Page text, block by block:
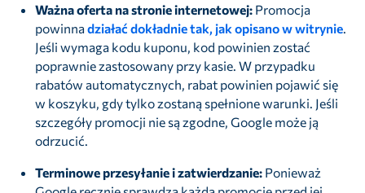
Ważna oferta na stronie internetowej: Promocja
powinnadziałać dokładnie tak, jak opisano w witrynie.
Jeśli wymaga kodu kuponu, kod powinien zostać
poprawnie zastosowany przy kasie. W przypadku
rabatów automatycznych, rabat powinien pojawić się
w koszyku, gdy tylko zostaną spełnione warunki. Jeśli
szczegóły promocji nie są zgodne, Google może ją
odrzucić.
Terminowe przesyłanie i zatwierdzanie: Ponieważ